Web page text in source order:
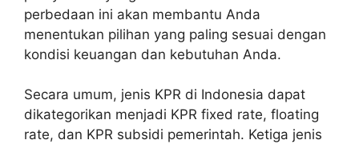
perbedaan ini akan membantu Anda
menentukan pilihan yang paling sesuai dengan
kondisi keuangan dan kebutuhan Anda.
Secara umum, jenis KPR di Indonesia dapat
dikategorikan menjadi KPR fixed rate, floating
rate, dan KPR subsidi pemerintah. Ketiga jenis